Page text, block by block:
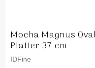
Mocha Magnus
Platter 37 cm
IDFine